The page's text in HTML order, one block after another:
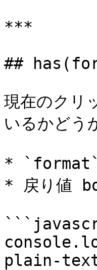
***
##
現在のクリ
いるかどう
* `format`
* 戻り値
plain-text'));